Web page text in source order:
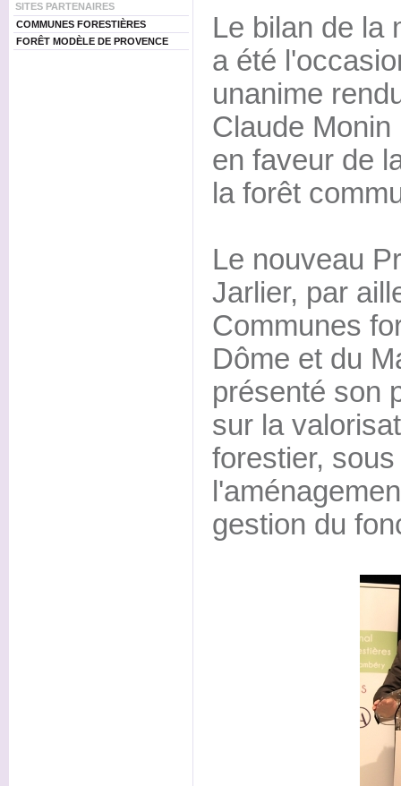
SITES PARTENAIRES
COMMUNES FORESTIÈRES
FORÊT MODÈLE DE PROVENCE
Le bilan de la
a été
unanime
Claude
en faveur de
la forêt
Le nouveau
Jarlier, par
Communes
Dôme et du
présenté son
sur la
forestier,
gestion du